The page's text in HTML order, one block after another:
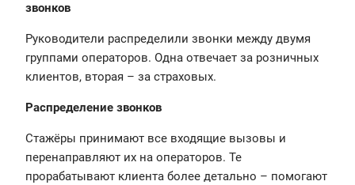
звонков
Руководители распределили звонки между двумя
группами операторов. Одна отвечает за розничных
клиентов, вторая – за страховых.
Распределение звонков
Стажёры принимают все входящие вызовы и
перенаправляют их на операторов. Те
прорабатывают клиента более детально – помогают